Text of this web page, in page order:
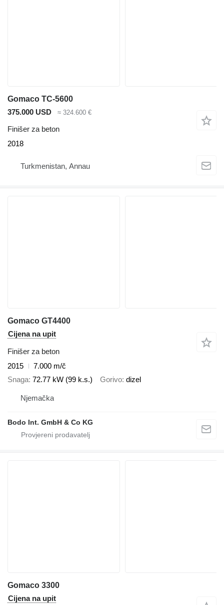
Gomaco TC-5600
375.000 USD
≈ 324.600 €
Finišer za beton
2018
Turkmenistan, Annau
Gomaco GT4400
Cijena na upit
Finišer za beton
2015
7.000 m/č
Snaga 72.77 kW (99 k.s.) Gorivo dizel
Njemačka
Bodo Int. GmbH & Co KG
Gomaco 3300
Cijena na upit